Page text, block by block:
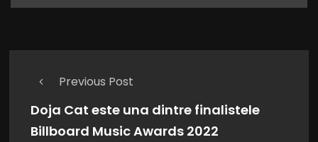
Previous Post
Doja Cat este una dintre finalistele
Billboard Music Awards 2022